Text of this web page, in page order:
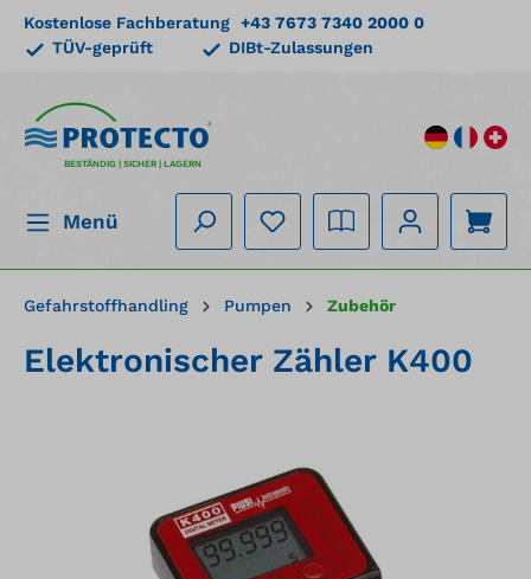
springen
Kostenlose Fachberatung +43 7673 7340 2000 0
TÜV-geprüft
DIBt-Zulassungen
BESTÄNDIG | SICHER | LAGERN
Menü
Gefahrstoffhandling Pumpen Zubehör
Elektronischer Zähler K400